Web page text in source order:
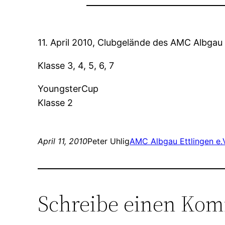
11. April 2010, Clubgelände des AMC
Klasse 3, 4, 5, 6, 7
YoungsterCup
Klasse 2
April 11, 2010Peter UhligAMC Albgau Ettlingen
Schreibe einen